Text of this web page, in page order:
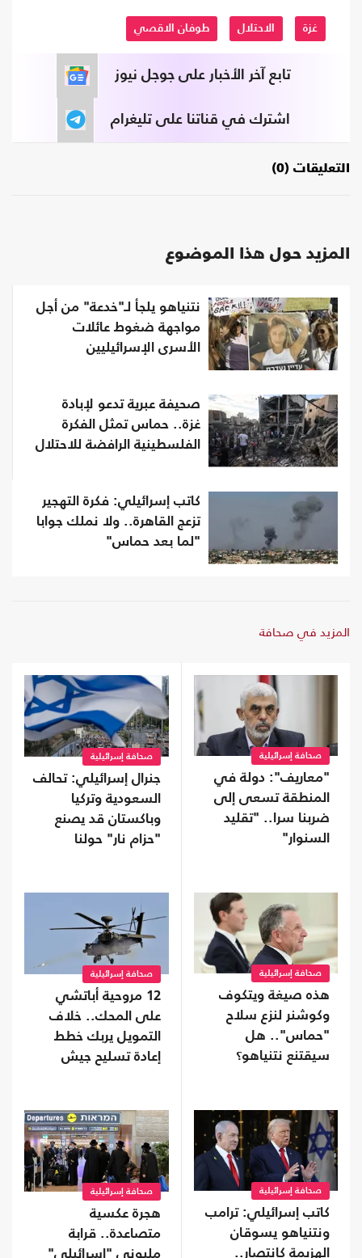
غزة الاحتلال طوفان الاقصي
تابع آخر الأخبار على جوجل نيوز
اشترك في قناتنا على تليغرام
التعليقات (0)
المزيد حول هذا الموضوع
نتنياهو يلجأ لـ"خدعة" من أجل
مواجهة ضغوط عائلات
الأسرى الإسرائيليين
صحيفة عبرية تدعو لإبادة
غزة.. حماس تمثل الفكرة
الفلسطينية الرافضة للاحتلال
كاتب إسرائيلي: فكرة التهجير
تزعج القاهرة.. ولا نملك جوابا
"لما بعد حماس"
المزيد في صحافة
صحافة إسرائيلية
"معاريف": دولة في
المنطقة تسعى إلى
ضربنا سرا.. "تقليد
السنوار"
صحافة إسرائيلية
جنرال إسرائيلي: تحالف
السعودية وتركيا
وباكستان قد يصنع
"حزام نار" حولنا
صحافة إسرائيلية
هذه صيغة ويتكوف
وكوشنر لنزع سلاح
"حماس".. هل
سيقتنع نتنياهو؟
صحافة إسرائيلية
12 مروحية أباتشي
على المحك.. خلاف
التمويل يربك خطط
إعادة تسليح جيش
صحافة إسرائيلية
كاتب إسرائيلي: ترامب
ونتنياهو يسوقان
الهزيمة كانتصار..
صحافة إسرائيلية
هجرة عكسية
متصاعدة.. قرابة
مليوني "إسرائيلي"